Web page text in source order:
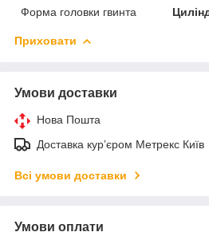
Форма головки гвинта
Приховати
Умови доставки
Нова Пошта
Доставка курʼєром Метрекс Київ
Всі умови доставки
Умови оплати